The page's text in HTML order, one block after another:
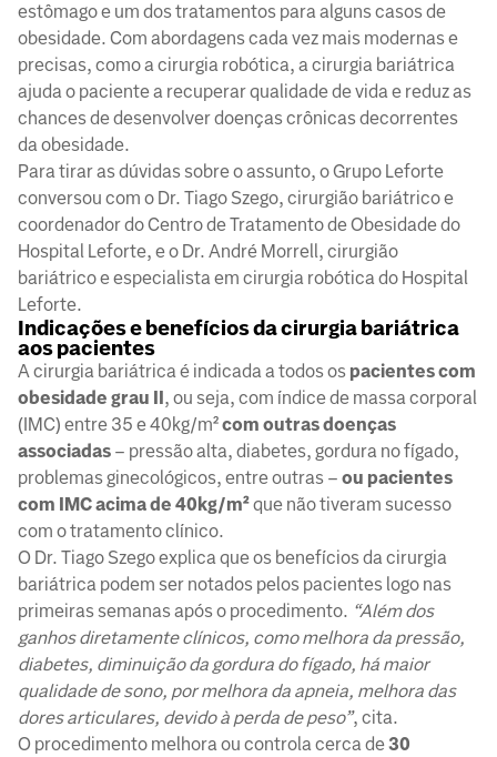
estômago e um dos tratamentos para alguns casos de
obesidade. Com abordagens cada vez mais modernas e
precisas, como a cirurgia robótica, a cirurgia bariátrica
ajuda o paciente a recuperar qualidade de vida e reduz as
chances de desenvolver doenças crônicas decorrentes
da obesidade.
Para tirar as dúvidas sobre o assunto, o Grupo Leforte
conversou com o Dr. Tiago Szego, cirurgião bariátrico e
coordenador do Centro de Tratamento de Obesidade do
Hospital Leforte, e o Dr. André Morrell, cirurgião
bariátrico e especialista em cirurgia robótica do Hospital
Leforte.
Indicações e benefícios da cirurgia bariátrica
aos pacientes
A cirurgia bariátrica é indicada a todos os pacientes com
obesidade grau II , ou seja, com índice de massa corporal
(IMC) entre 35 e 40kg/m²com outras doenças
associadas – pressão alta, diabetes, gordura no fígado,
problemas ginecológicos, entre outras – ou pacientes
com IMC acima de 40kg/m²que não tiveram sucesso
com o tratamento clínico.
O Dr. Tiago Szego explica que os benefícios da cirurgia
bariátrica podem ser notados pelos pacientes logo nas
primeiras semanas após o procedimento. “Além dos
ganhos diretamente clínicos, como melhora da pressão,
diabetes, diminuição da gordura do fígado, há maior
qualidade de sono, por melhora da apneia, melhora das
dores articulares, devido à perda de peso”, cita.
O procedimento melhora ou controla cerca de30